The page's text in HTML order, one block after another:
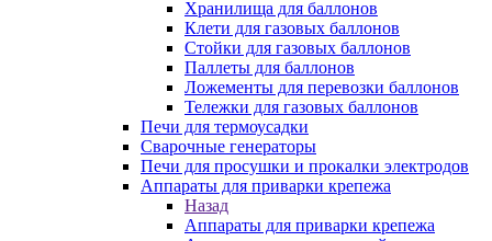
Хранилища для баллонов
Клети для газовых баллонов
Стойки для газовых баллонов
Паллеты для баллонов
Ложементы для перевозки баллонов
Тележки для газовых баллонов
Печи для термоусадки
Сварочные генераторы
Печи для просушки и прокалки электродов
Аппараты для приварки крепежа
Назад
Аппараты для приварки крепежа